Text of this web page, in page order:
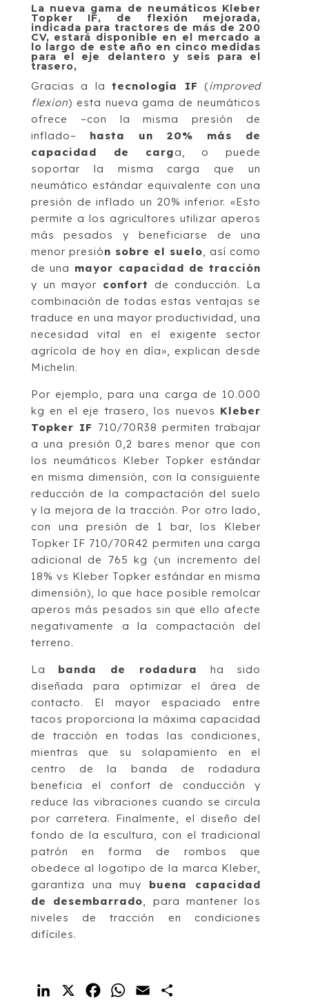
La nueva gama de neumáticos Kleber
Topker IF, de flexión mejorada,
indicada para tractores de más de 200
CV, estará disponible en el mercado a
lo largo de este año en cinco medidas
para el eje delantero y seis para el
trasero,
Gracias a latecnología IF (improved
flexion) esta nueva gama de neumáticos
ofrece –con la misma presión de
inflado– hasta un 20% más de
capacidad de carga, o puede
soportar la misma carga que un
neumático estándar equivalente con una
presión de inflado un 20% inferior. «Esto
permite a los agricultores utilizar aperos
más pesados y beneficiarse de una
menor presión sobre el suelo, así como
de una mayor capacidad de tracción
y un mayor confort
de conducción. La
combinación de todas estas ventajas se
traduce en una mayor productividad, una
necesidad vital en el exigente sector
agrícola de hoy en día», explican desde
Michelin.
Por ejemplo, para una carga de 10.000
kg en el eje trasero, los nuevos Kleber
Topker IF 710/70R38 permiten trabajar
a una presión 0,2 bares menor que con
los neumáticos Kleber Topker estándar
en misma dimensión, con la consiguiente
reducción de la compactación del suelo
y la mejora de la tracción. Por otro lado,
con una presión de 1 bar, los Kleber
Topker IF 710/70R42 permiten una carga
adicional de 765 kg (un incremento del
18% vs Kleber Topker estándar en misma
dimensión), lo que hace posible remolcar
aperos más pesados sin que ello afecte
negativamente a la compactación del
terreno.
La banda de rodadura ha sido
diseñada para optimizar el área de
contacto. El mayor espaciado entre
tacos proporciona la máxima capacidad
de tracción en todas las condiciones,
mientras que su solapamiento en el
centro de la banda de rodadura
beneficia el confort de conducción y
reduce las vibraciones cuando se circula
por carretera. Finalmente, el diseño del
fondo de la escultura, con el tradicional
patrón en forma de rombos que
obedece al logotipo de la marca Kleber,
garantiza una muy buena capacidad
de desembarrado, para mantener los
niveles de tracción en condiciones
difíciles.
LinkedIn FacebookWhatsApp
Email